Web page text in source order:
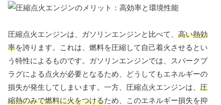
圧縮点火エンジンは、ガソリンエンジンと比べて、 高い熱効
率を誇ります。これは、燃料を圧縮して自己着火させるとい
う特性によるものです。ガソリンエンジンでは、スパークプ
ラグによる点火が必要となるため、どうしてもエネルギーの
損失が発生してしまいます。一方、圧縮点火エンジンは、 圧
縮熱のみで燃料に火をつけるため、このエネルギー損失を抑